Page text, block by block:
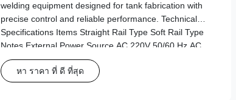
welding equipment designed for tank fabrication with
precise control and reliable performance. Technical
Specifications Items Straight Rail Type Soft Rail Type
Notes External Power Source AC 220V 50/60 Hz AC
220V 50/60 Hz Three-hole Working Power Source AC
20V AC 20V Use of each driver Dimensions
245*520*280 cm 245*520*290 cm Length*width*height
หา ราคา ที่ ดี ที่สุด